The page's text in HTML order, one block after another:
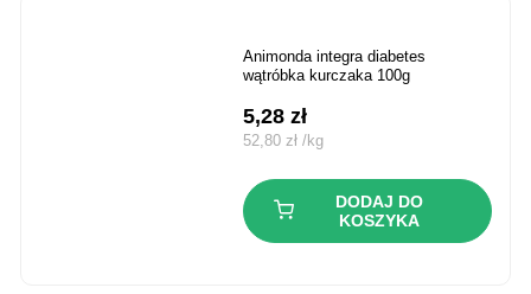
animonda integra diabetes
wątróbka kurczaka 100g
5,28zł
52,80 zł /kg
DODAJ DO
KOSZYKA